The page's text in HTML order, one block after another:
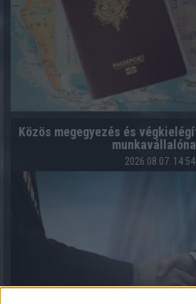
Közös megegyezés és
2026.08.07. 14:54